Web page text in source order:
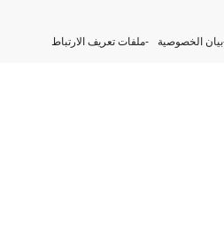
بيان الخصوصية ملفات تعريف الارتباط